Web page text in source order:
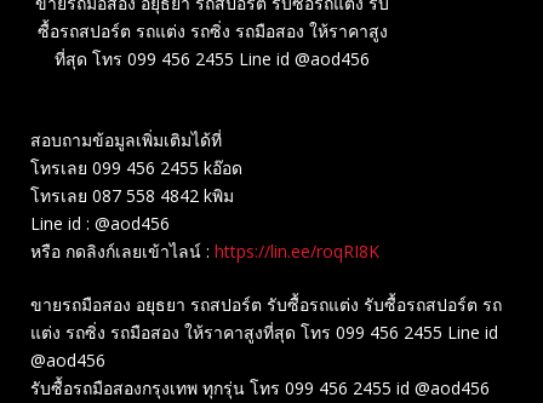
ซื้อรถสปอร์ต รถแต่ง รถซิ่ง รถมือสอง ให้ราคาสูง
ที่สุด โทร 099 456 2455 Line id @aod456
สอบถามข้อมูลเพิ่มเติมได้ที่
โทรเลย 099 456 2455 kอ๊อด
โทรเลย 087 558 4842 kพิม
Line id : @aod456
หรือ กดลิงก์เลยเข้าไลน์ : https://lin.ee/roqRI8K
ขายรถมือสอง อยุธยา รถสปอร์ต รับซื้อรถแต่ง รับซื้อรถสปอร์ต รถ
แต่ง รถซิ่ง รถมือสอง ให้ราคาสูงที่สุด โทร 099 456 2455 Line id
@aod456
รับซื้อรถมือสองกรุงเทพ ทุกรุ่น โทร 099 456 2455 id @aod456